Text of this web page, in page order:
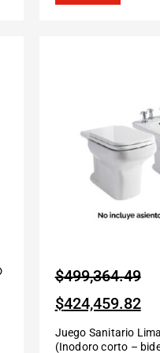
$499,364.49
$424,459.82
Juego Sanitario
(Inodoro corto –